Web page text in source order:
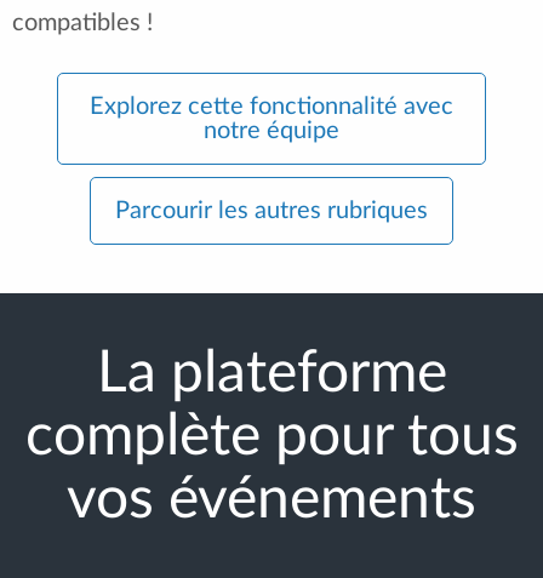
compatibles !
Explorez cette fonctionnalité avec
notre équipe
Parcourir les autres rubriques
La plateforme
complète pour tous
vos événements